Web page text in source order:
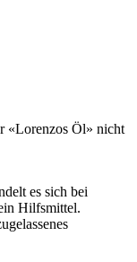
«Lorenzos Öl» nicht
es sich bei
Hilfsmittel.